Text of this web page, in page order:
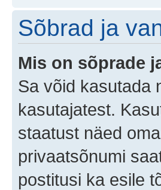
Sõbrad ja
Mis on sõprade
Sa võid kasutada
kasutajatest.
staatust näed
privaatsõnumi
postitusi ka esile